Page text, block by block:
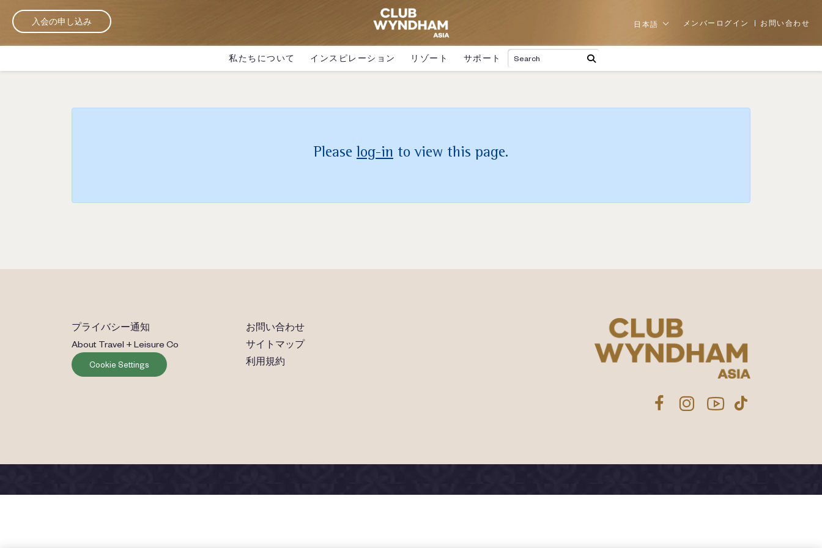
入会の申し込み 日本語 メンバーログイン お問い合わせ
私たちについて インスピレーション リゾート サポート
Please log-in to view this page.
プライバシー通知
About Travel + Leisure Co
Cookie Settings
お問い合わせ
サイトマップ
利用規約